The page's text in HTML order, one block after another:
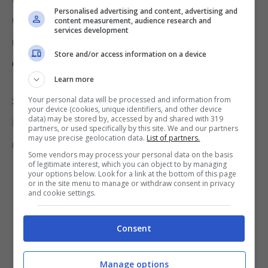
un’aliquota che varia a seconda della fascia di
reddito medio degli ultimi 5 anni,
da quella minima al 23%
Se, invece, si decide di destinare il TFR in un
Fondo pensionistico, si seguono le seguenti
regole per la tassazione:
i guadagni durante il periodo di
investimento sonotassati al 12,5%
derivanti da Titoli di Stato, mentre
20%se derivanti da altri impieghi;
Personalised advertising and content, advertising and
content measurement, audience research and
services development
Store and/or access information on a device
Learn more
Your personal data will be processed and information from
your device (cookies, unique identifiers, and other device
data) may be stored by, accessed by and shared with 319
partners, or used specifically by this site. We and our partners
may use precise geolocation data. List of partners.
Some vendors may process your personal data on the basis
of legitimate interest, which you can object to by managing
your options below. Look for a link at the bottom of this page
or in the site menu to manage or withdraw consent in privacy
and cookie settings.
Consent
Manage options